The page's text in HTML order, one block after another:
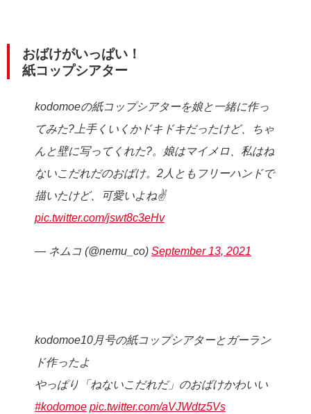
おばけがいっぱい！
紙コップシアター
kodomoeの紙コップシアターを娘と一緒に作っ
てみた?上手くいくかドキドキだったけど、ちゃ
んと壁に写ってくれた?。娘はマイメロ、私はね
ないこだれだのおばけ。2人ともフリーハンドで
描いたけど、可愛いよね✌️
pic.twitter.com/jswt8c3eHv
— ネムコ (@nemu_co) September 13, 2021
kodomoe10月号の紙コップシアターとガーラン
ド作ったよ
やっぱり「ねないこだれだ」のおばけかわいい
#kodomoe pic.twitter.com/aVJWdtz5Vs